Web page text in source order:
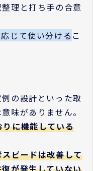
理と打ち手の合意
じて使い分ける こ
の設計といった取
味がありません。
りに機能している
ピードは改善して
が発生していない